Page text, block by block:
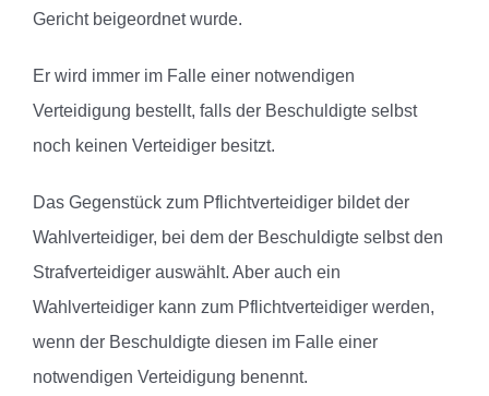
Gericht beigeordnet wurde.
Er wird immer im Falle einer notwendigen
Verteidigung bestellt, falls der Beschuldigte selbst
noch keinen Verteidiger besitzt.
Das Gegenstück zum Pflichtverteidiger bildet der
Wahlverteidiger, bei dem der Beschuldigte selbst den
Strafverteidiger auswählt. Aber auch ein
Wahlverteidiger kann zum Pflichtverteidiger werden,
wenn der Beschuldigte diesen im Falle einer
notwendigen Verteidigung benennt.